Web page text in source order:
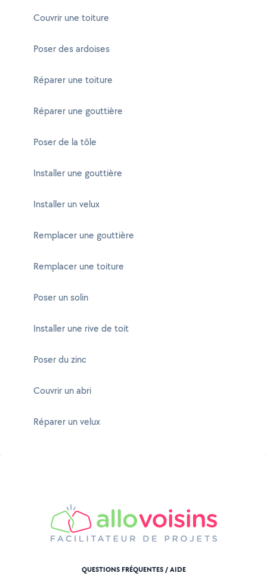
Couvrir une toiture
Poser des ardoises
Réparer une toiture
Réparer une gouttière
Poser de la tôle
Installer une gouttière
Installer un velux
Remplacer une gouttière
Remplacer une toiture
Poser un solin
Installer une rive de toit
Poser du zinc
Couvrir un abri
Réparer un velux
QUESTIONS FRÉQUENTES / AIDE